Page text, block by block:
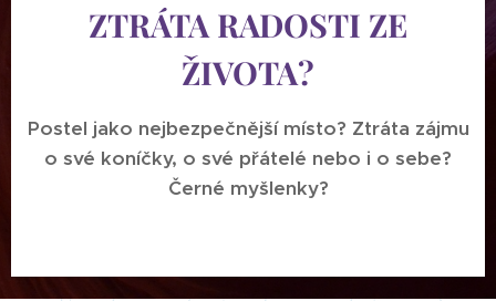
ZTRÁTA RADOSTI ZE
ŽIVOTA?
Postel jako nejbezpečnější místo? Ztráta zájmu
o své koníčky, o své přátelé nebo i o sebe?
Černé myšlenky?